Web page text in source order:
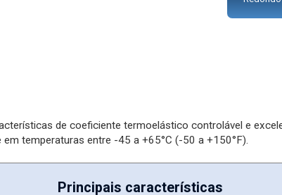
de coeficiente termoelástico controlável e
temperaturas entre -45 a +65°C (-50 a +150°F).
Principais características